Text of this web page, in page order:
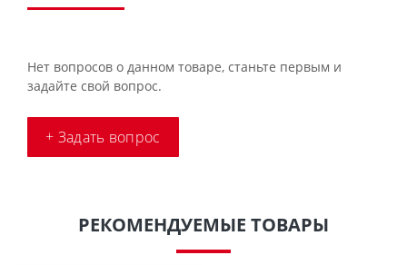
Нет вопросов о данном товаре, станьте первым и
задайте свой вопрос.
+ Задать вопрос
РЕКОМЕНДУЕМЫЕ ТОВАРЫ